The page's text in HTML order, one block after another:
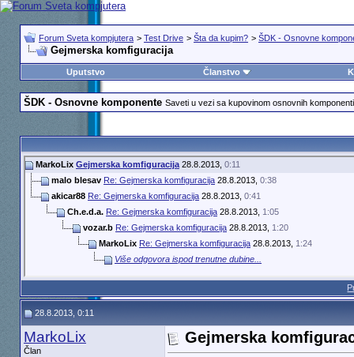
Forum Sveta kompjutera > Test Drive > Šta da kupim? > ŠDK - Osnovne
Gejmerska komfiguracija
Uputstvo Članstvo
ŠDK - Osnovne komponente Saveti u vezi sa kupovinom osnovnih
MarkoLix Gejmerska komfiguracija28.8.2013, 0:11
malo blesav Re: Gejmerska komfiguracija28.8.2013, 0:38
akicar88 Re: Gejmerska komfiguracija28.8.2013, 0:41
Ch.e.d.a. Re: Gejmerska komfiguracija28.8.2013, 1:05
vozar.b Re: Gejmerska komfiguracija28.8.2013, 1:20
MarkoLix Re: Gejmerska komfiguracija28.8.2013, 1:24
Više odgovora ispod trenutne dubine...
28.8.2013, 0:11
MarkoLix
Član
Gejmerska